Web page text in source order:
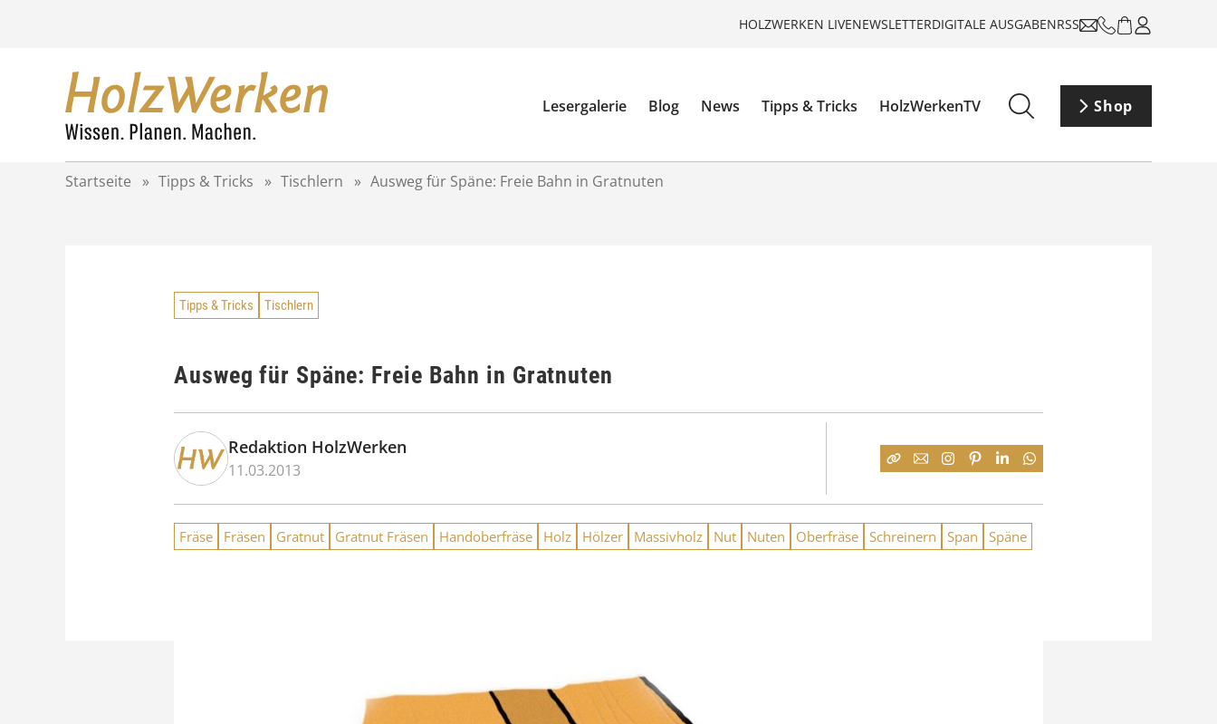
HOLZWERKEN LIVENEWSLETTERDIGITALE AUSGABENRSS
Lesergalerie Blog News Tipps & Tricks HolzWerkenTV Shop
Startseite » Tipps & Tricks » Tischlern » Ausweg für Späne: Freie Bahn in Gratnuten
Tipps & Tricks Tischlern
Ausweg für Späne: Freie Bahn in Gratnuten
Redaktion HolzWerken
11.03.2013
Fräse Fräsen Gratnut Gratnut Fräsen Handoberfräse Holz Hölzer Massivholz Nut Nuten Oberfräse Schreinern Span Späne